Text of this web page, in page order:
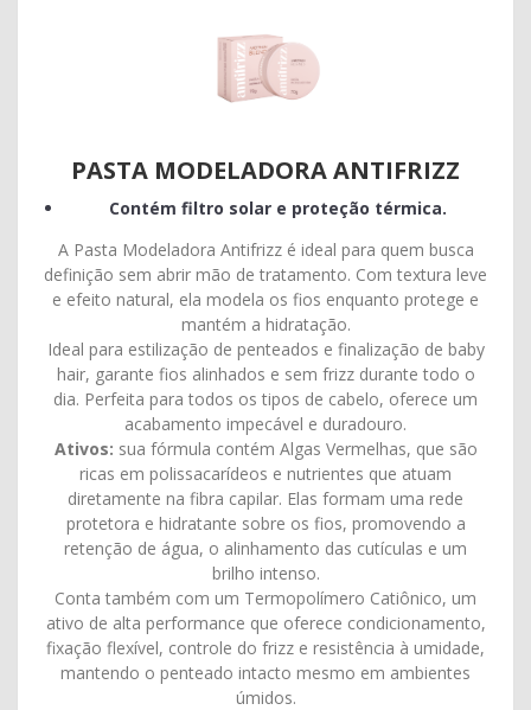
PASTA MODELADORA ANTIFRIZZ
Contém filtro solar e proteção térmica.
A Pasta Modeladora Antifrizz é ideal para quem busca
definição sem abrir mão de tratamento. Com textura leve
e efeito natural, ela modela os fios enquanto protege e
mantém a hidratação.
Ideal para estilização de penteados e finalização de baby
hair, garante fios alinhados e sem frizz durante todo o
dia. Perfeita para todos os tipos de cabelo, oferece um
acabamento impecável e duradouro.
Ativos: sua fórmula contém Algas Vermelhas, que são
ricas em polissacarídeos e nutrientes que atuam
diretamente na fibra capilar. Elas formam uma rede
protetora e hidratante sobre os fios, promovendo a
retenção de água, o alinhamento das cutículas e um
brilho intenso.
Conta também com um Termopolímero Catiônico, um
ativo de alta performance que oferece condicionamento,
fixação flexível, controle do frizz e resistência à umidade,
mantendo o penteado intacto mesmo em ambientes
úmidos.